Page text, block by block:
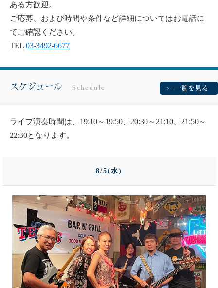
ある方歓迎。
ご応募、および時間や条件など詳細についてはお電話に
てご確認ください。
TEL 03-3492-6677
スケジュール Schedule 一覧を見る
ライブ演奏時間は、19:10～19:50、20:30～21:10、21:50～
22:30となります。
8/5(水)